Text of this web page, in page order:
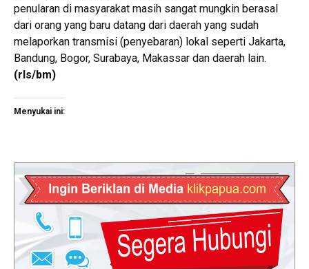
penularan di masyarakat masih sangat mungkin berasal
dari orang yang baru datang dari daerah yang sudah
melaporkan transmisi (penyebaran) lokal seperti Jakarta,
Bandung, Bogor, Surabaya, Makassar dan daerah lain.
(rls/bm)
Menyukai ini: